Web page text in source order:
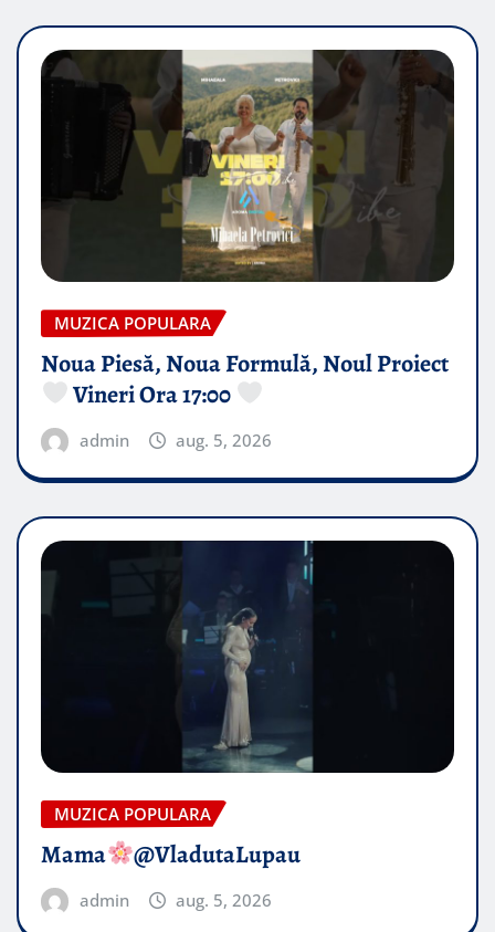
MUZICA POPULARA
Noua Piesă, Noua Formulă, Noul Proiect
Vineri Ora 17:00
admin aug. 5, 2026
MUZICA POPULARA
Mama @VladutaLupau
admin aug. 5, 2026